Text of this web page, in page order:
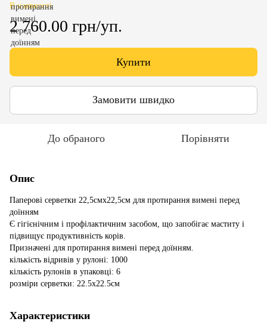
В наявності
2 760.00 грн/уп.
Купити
Замовити швидко
До обраного Порівняти
Опис
Паперові серветки 22,5смх22,5см для протирання вимені перед
доїнням
Є гігієнічним і профілактичним засобом, що запобігає маститу і
підвищує продуктивність корів.
Призначені для протирання вимені перед доїнням.
кількість відривів у рулоні: 1000
кількість рулонів в упаковці: 6
розміри серветки: 22.5х22.5см
Характеристики